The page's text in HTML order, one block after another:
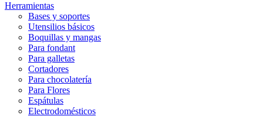
Herramientas
Bases y soportes
Utensilios básicos
Boquillas y mangas
Para fondant
Para galletas
Cortadores
Para chocolatería
Para Flores
Espátulas
Electrodomésticos